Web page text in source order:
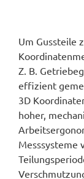
Um Gussteile
Z. B.
effizient
3D
hoher,
Messsysteme